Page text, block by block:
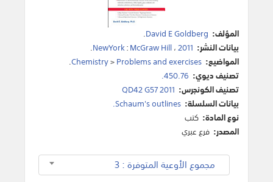
المؤلف: David E Goldberg
.
بيانات النشر:
NewYork:McGraw Hill،2011
.
المواضيع:
Chemistry>Problems and exercises
.
تصنيف ديوي: 450.76.
تصنيف الكونجرس: QD42 G57 2011
بيانات السلسلة: Schaum's outlines.
نوع المادة: كتب
المصدر: فرع عبري
مجموع الأوعية المتوفرة : 3